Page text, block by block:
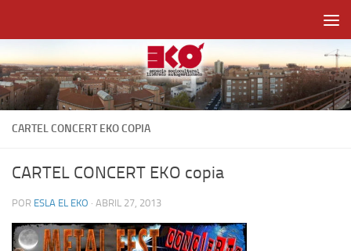
CARTEL CONCERT EKO COPIA
CARTEL CONCERT EKO copia
POR ESLA EL EKO · ABRIL 27, 2013